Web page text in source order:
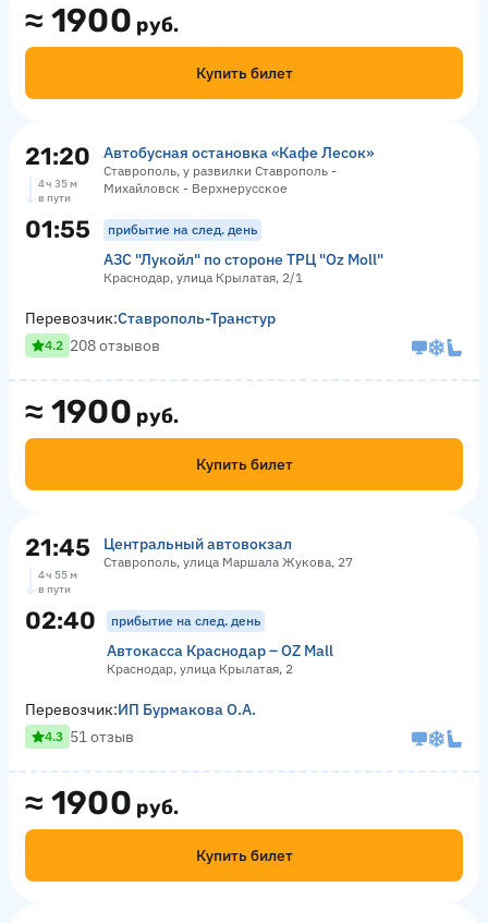
≈ 1900 руб.
Купить билет
21:20 Автобусная остановка «Кафе Лесок»
Ставрополь, у развилки Ставрополь -
Михайловск - Верхнерусское
4 ч 35 м
в пути
01:55 прибытие на след. день
АЗС "Лукойл" по стороне ТРЦ "Оz Moll"
Краснодар, улица Крылатая, 2/1
≈ 1900 руб.
Купить билет
Перевозчик:Ставрополь-Транстур
4.2 208 отзывов
21:45 Центральный автовокзал
Ставрополь, улица Маршала Жукова, 27
4 ч 55 м
в пути
02:40 прибытие на след. день
Автокасса Краснодар – OZ Mall
Краснодар, улица Крылатая, 2
≈ 1900 руб.
Купить билет
Перевозчик:ИП Бурмакова О.А.
4.3 51 отзыв